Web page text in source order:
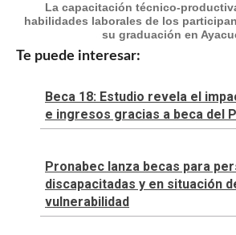
La capacitación técnico-
habilidades laborales de los
su graduación en
Te puede interesar:
Beca 18: Estudio revela el
e ingresos gracias a beca del
Pronabec lanza becas para
discapacitadas y en situación
vulnerabilidad